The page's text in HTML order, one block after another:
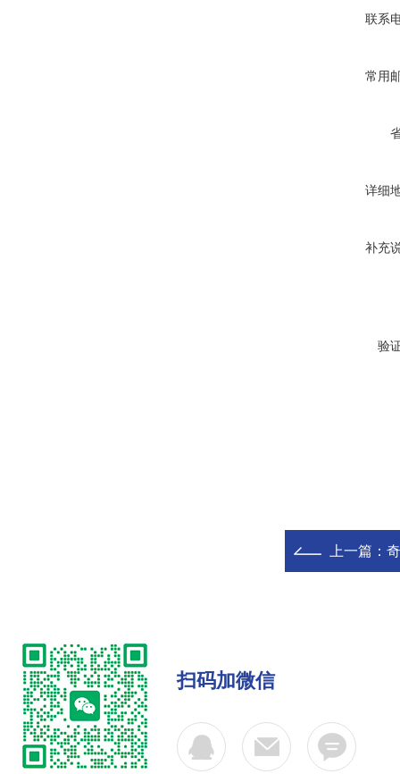
联系
常用
详细
补充
验
上一篇：
扫码加微信